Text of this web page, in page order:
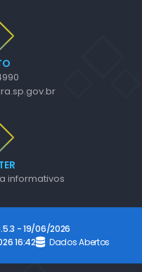
informativos
- 19/06/2026
16:42 Dados Abertos